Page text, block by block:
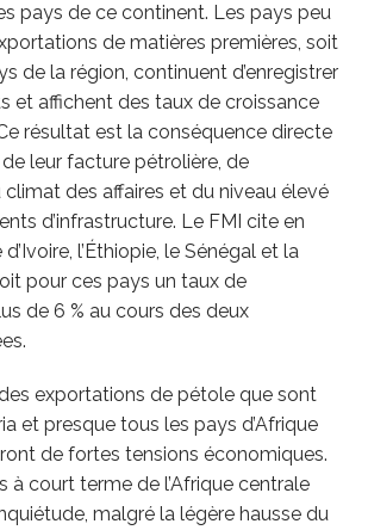
pays de ce continent. Les pays peu
de matières premières, soit
de la région, continuent d’enregistrer
et affichent des taux de croissance
résultat est la conséquence directe
leur facture pétrolière, de
climat des affaires et du niveau élevé
d’infrastructure. Le FMI cite en
l’Éthiopie, le Sénégal et la
pour ces pays un taux de
de 6 % au cours des deux
exportations de pétole que sont
et presque tous les pays d’Afrique
de fortes tensions économiques.
à court terme de l’Afrique centrale
malgré la légère hausse du